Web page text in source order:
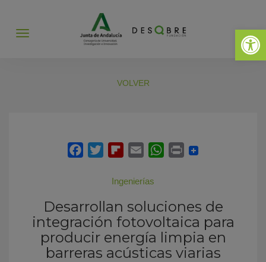
Abrir
Abrir
VOLVER
Ingenierías
Desarrollan soluciones de
integración fotovoltaica para
producir energía limpia en
barreras acústicas viarias